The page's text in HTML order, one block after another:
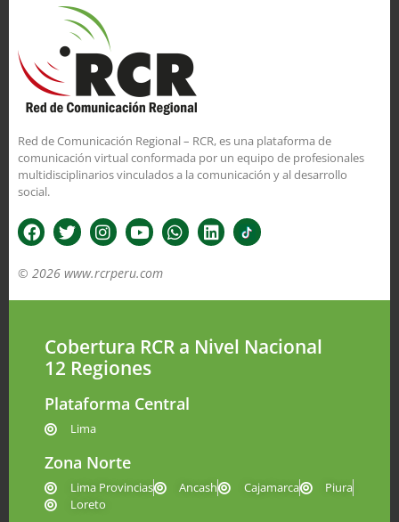
Red de Comunicación Regional – RCR, es una plataforma de
comunicación virtual conformada por un equipo de profesionales
multidisciplinarios vinculados a la comunicación y al desarrollo
social.
© 2026 www.rcrperu.com
Cobertura RCR a Nivel Nacional
12 Regiones
Plataforma Central
Lima
Zona Norte
Lima Provincias Ancash Cajamarca
Piura
Loreto